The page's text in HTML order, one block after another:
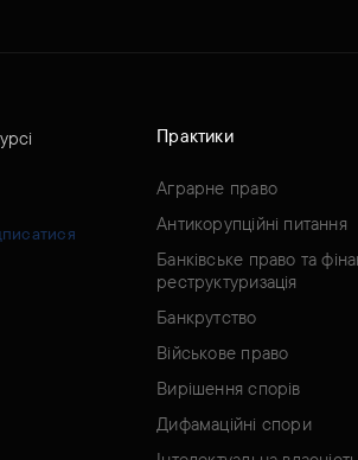
Практики
Аграрне право
Антикорупційні питання
Банківське право та
реструктуризація
Банкрутство
Військове право
Вирішення спорів
Дифамаційні спори